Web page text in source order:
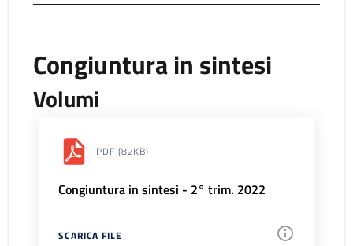
Congiuntura in sintesi
Volumi
PDF (82KB)
Congiuntura in sintesi - 2° trim. 2022
SCARICA FILE